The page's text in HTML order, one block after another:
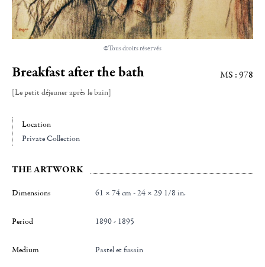
©Tous droits réservés
Breakfast after the bath
[Le petit déjeuner après le bain]
MS : 978
Location
Private Collection
THE ARTWORK
Dimensions 61 × 74 cm - 24 × 29 1/8 in.
Period 1890 - 1895
Medium Pastel et fusain